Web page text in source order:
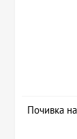
Почивка